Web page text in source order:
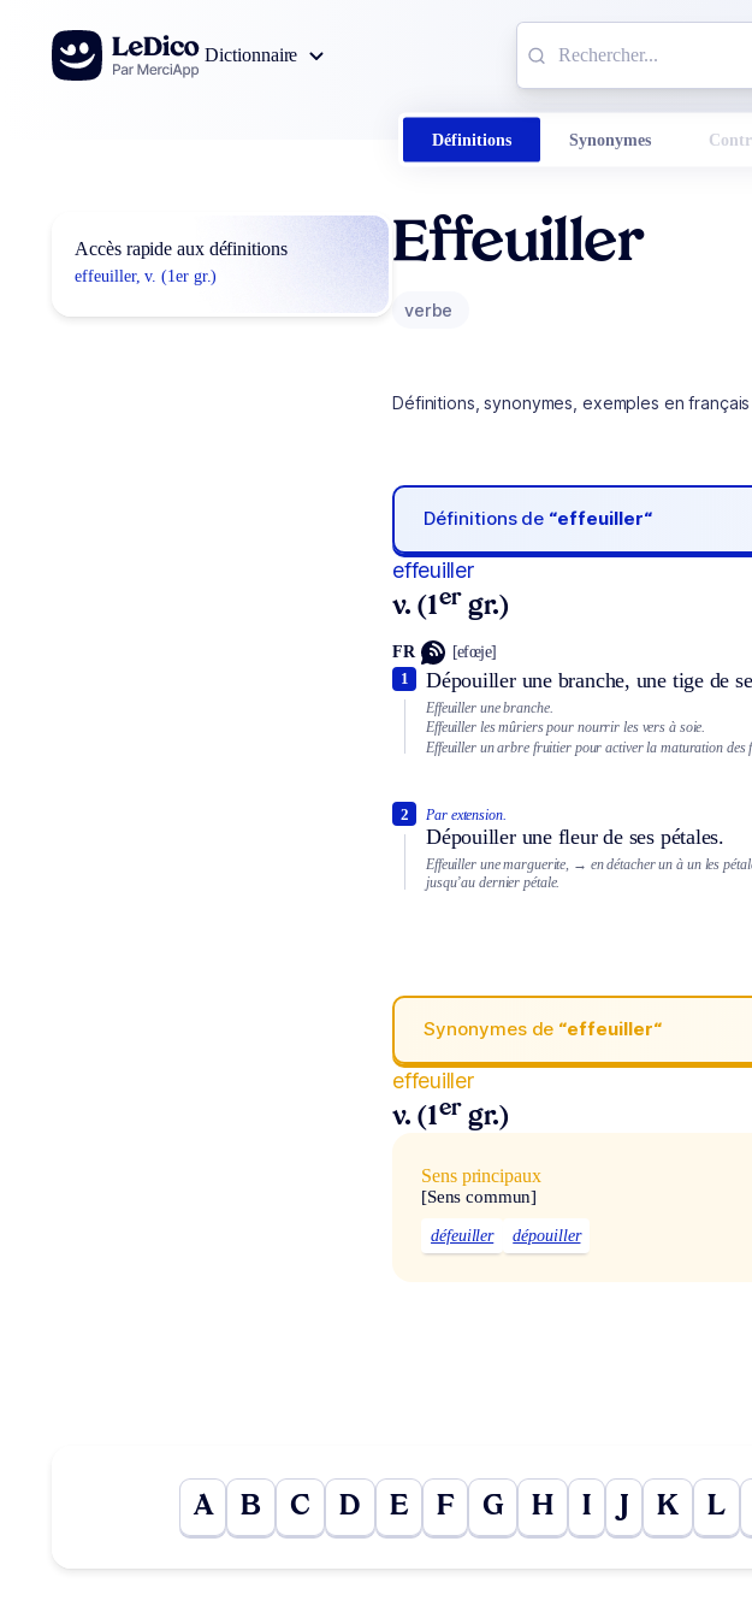
Aller au contenu
Dictionnaire
Définitions Synonymes
Accès rapide aux définitions
effeuiller, v. (1er gr.)
Effeuiller
verbe
Définitions, synonymes, exemples en français
Définitions de “effeuiller“
effeuiller
v. (1er gr.)
FR [efœje]
Dépouiller une branche, une tige de
1
Effeuiller une branche.
Effeuiller les mûriers pour nourrir les vers à soie.
Effeuiller un arbre fruitier pour activer la maturation des
Par extension.
Dépouiller une fleur de ses pétales.
2
Effeuiller une marguerite, → en détacher un à un les
jusqu’au dernier pétale.
Synonymes de “effeuiller“
effeuiller
v. (1er gr.)
Sens principaux
[Sens commun]
défeuiller dépouiller
A B C D E F G H I K L